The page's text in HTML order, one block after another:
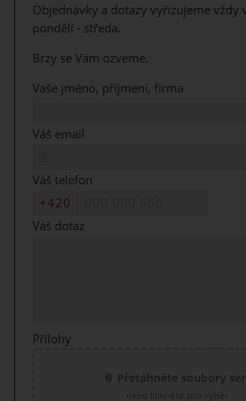
Objednávky a dotazy vyřizujeme vždy
pondělí - středa.
Brzy se Vám ozveme.
Vaše jméno, příjmení, firma
Váš email
Váš telefon
Váš dotaz
Přílohy